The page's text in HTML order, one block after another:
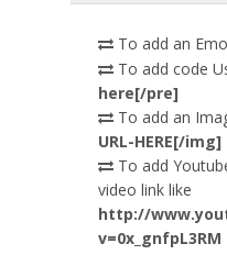
To add an
To add code
here[/pre]
To add an
URL-HERE[/img]
To add
video link like
http://
v=0x_gnfpL3RM